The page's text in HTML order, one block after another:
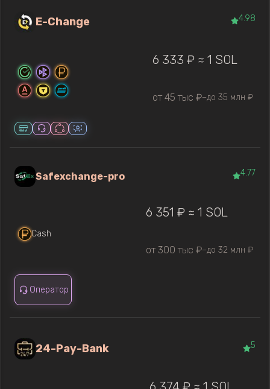
E-Change 4.98
6 333 ₽ ≈ 1 SOL
от 45 тыс ₽—до 35 млн ₽
Safexchange-pro 4.77
Cash
6 351 ₽ ≈ 1 SOL
от 300 тыс ₽—до 32 млн ₽
Оператор
24-Pay-Bank 5